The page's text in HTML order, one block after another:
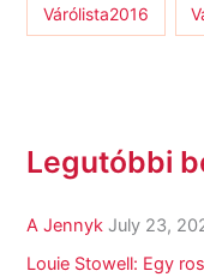
Várólista2016
Legutóbbi
A Jennyk July 23,
Louie Stowell: Egy